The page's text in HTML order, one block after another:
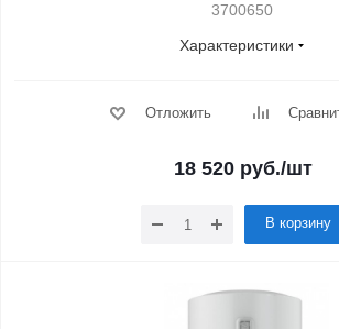
3700650
Характеристики
Отложить
18 520руб./шт
В корзину